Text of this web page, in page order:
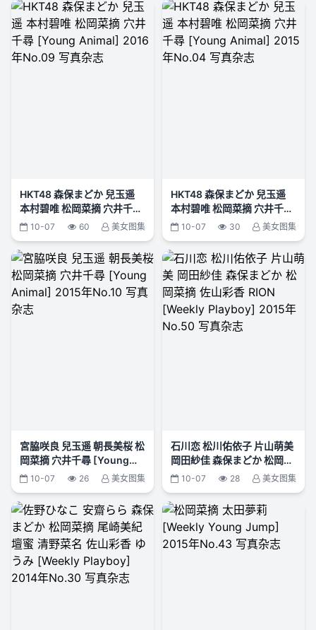
HKT48 森保まどか 兒玉遥
本村碧唯 松岡菜摘 穴井千尋
[Young Animal] 2016年
10-07 60 美女图集
HKT48 森保まどか 兒玉遥
本村碧唯 松岡菜摘 穴井千尋
[Young Animal] 2015年
10-07 30 美女图集
宮脇咲良 兒玉遥 朝長美桜 松
岡菜摘 穴井千尋 [Young
Animal] 2015年No.10 写真
10-07 26 美女图集
石川恋 松川佑依子 片山萌美
岡田紗佳 森保まどか 松岡菜
摘 佐山彩香 RION [Weekly
真杂志
10-07 28 美女图集